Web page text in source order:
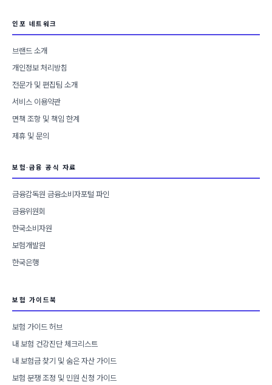
인포 네트워크
브랜드 소개
개인정보 처리방침
전문가 및 편집팀 소개
서비스 이용약관
면책 조항 및 책임 한계
제휴 및 문의
보험·금융 공식 자료
금융감독원 금융소비자포털 파인
금융위원회
한국소비자원
보험개발원
한국은행
보험 가이드북
보험 가이드 허브
내 보험 건강진단 체크리스트
내 보험금 찾기 및 숨은 자산 가이드
보험 분쟁 조정 및 민원 신청 가이드